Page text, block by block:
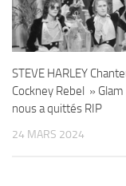
STEVE HARLEY
Cockney Rebel » Glam
nous a quittés RIP
24 MARS 2024